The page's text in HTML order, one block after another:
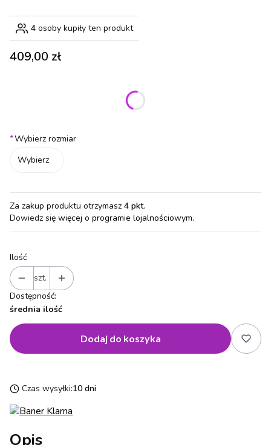
4 osoby kupiły ten produkt
Cena
409,00 zł
Poszczególne warianty mogą różnić się ceną
*Wybierz rozmiar
Wybierz
Za zakup produktu otrzymasz 4 pkt.
Dowiedz się więcej o programie lojalnościowym.
Ilość
szt.
Dostępność:
średnia ilość
Dodaj do koszyka
Czas wysyłki:10 dni
Opis